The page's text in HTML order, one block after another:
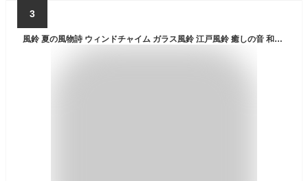
3
風鈴 夏の風物詩 ウィンドチャイム ガラス風鈴 江戸風鈴 癒しの音 和風 風鈴 おしゃれ 可愛い 涼しい ぶら下げ風鈴 4個セット（傘＋花柄&鹿＋花柄&猫＋花火）手作り 飾り物 雰囲気作り 吊り飾り 屋根飾り おみやげ 祝福 贈り物 短冊付き